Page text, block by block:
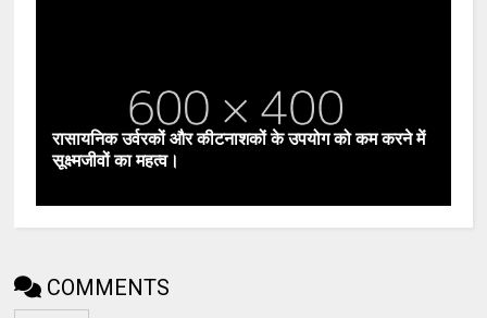
रासायनिक उर्वरकों और कीटनाशकों के उपयोग को कम करने में
सूक्ष्मजीवों का महत्व।
COMMENTS